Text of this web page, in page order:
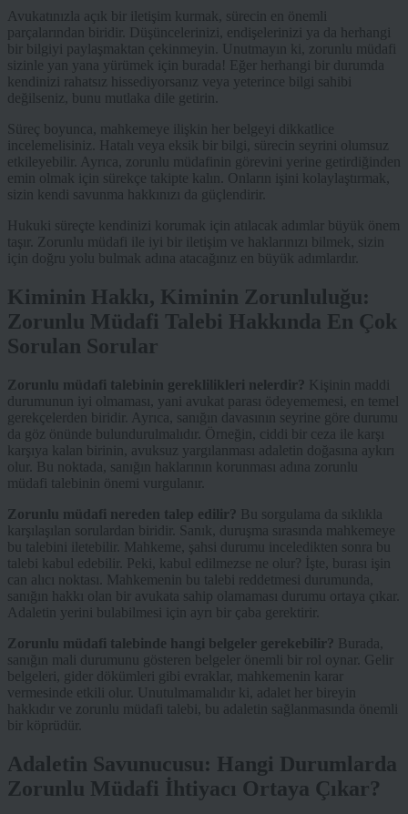
Avukatınızla açık bir iletişim kurmak, sürecin en önemli
parçalarından biridir. Düşüncelerinizi, endişelerinizi ya da herhangi
bir bilgiyi paylaşmaktan çekinmeyin. Unutmayın ki, zorunlu müdafi
sizinle yan yana yürümek için burada! Eğer herhangi bir durumda
kendinizi rahatsız hissediyorsanız veya yeterince bilgi sahibi
değilseniz, bunu mutlaka dile getirin.
Süreç boyunca, mahkemeye ilişkin her belgeyi dikkatlice
incelemelisiniz. Hatalı veya eksik bir bilgi, sürecin seyrini olumsuz
etkileyebilir. Ayrıca, zorunlu müdafinin görevini yerine getirdiğinden
emin olmak için sürekçe takipte kalın. Onların işini kolaylaştırmak,
sizin kendi savunma hakkınızı da güçlendirir.
Hukuki süreçte kendinizi korumak için atılacak adımlar büyük önem
taşır. Zorunlu müdafi ile iyi bir iletişim ve haklarınızı bilmek, sizin
için doğru yolu bulmak adına atacağınız en büyük adımlardır.
Kiminin Hakkı, Kiminin Zorunluluğu:
Zorunlu Müdafi Talebi Hakkında En Çok
Sorulan Sorular
Zorunlu müdafi talebinin gereklilikleri nelerdir? Kişinin maddi
durumunun iyi olmaması, yani avukat parası ödeyememesi, en temel
gerekçelerden biridir. Ayrıca, sanığın davasının seyrine göre durumu
da göz önünde bulundurulmalıdır. Örneğin, ciddi bir ceza ile karşı
karşıya kalan birinin, avuksuz yargılanması adaletin doğasına aykırı
olur. Bu noktada, sanığın haklarının korunması adına zorunlu
müdafi talebinin önemi vurgulanır.
Zorunlu müdafi nereden talep edilir? Bu sorgulama da sıklıkla
karşılaşılan sorulardan biridir. Sanık, duruşma sırasında mahkemeye
bu talebini iletebilir. Mahkeme, şahsi durumu inceledikten sonra bu
talebi kabul edebilir. Peki, kabul edilmezse ne olur? İşte, burası işin
can alıcı noktası. Mahkemenin bu talebi reddetmesi durumunda,
sanığın hakkı olan bir avukata sahip olamaması durumu ortaya çıkar.
Adaletin yerini bulabilmesi için ayrı bir çaba gerektirir.
Zorunlu müdafi talebinde hangi belgeler gerekebilir? Burada,
sanığın mali durumunu gösteren belgeler önemli bir rol oynar. Gelir
belgeleri, gider dökümleri gibi evraklar, mahkemenin karar
vermesinde etkili olur. Unutulmamalıdır ki, adalet her bireyin
hakkıdır ve zorunlu müdafi talebi, bu adaletin sağlanmasında önemli
bir köprüdür.
Adaletin Savunucusu: Hangi Durumlarda
Zorunlu Müdafi İhtiyacı Ortaya Çıkar?